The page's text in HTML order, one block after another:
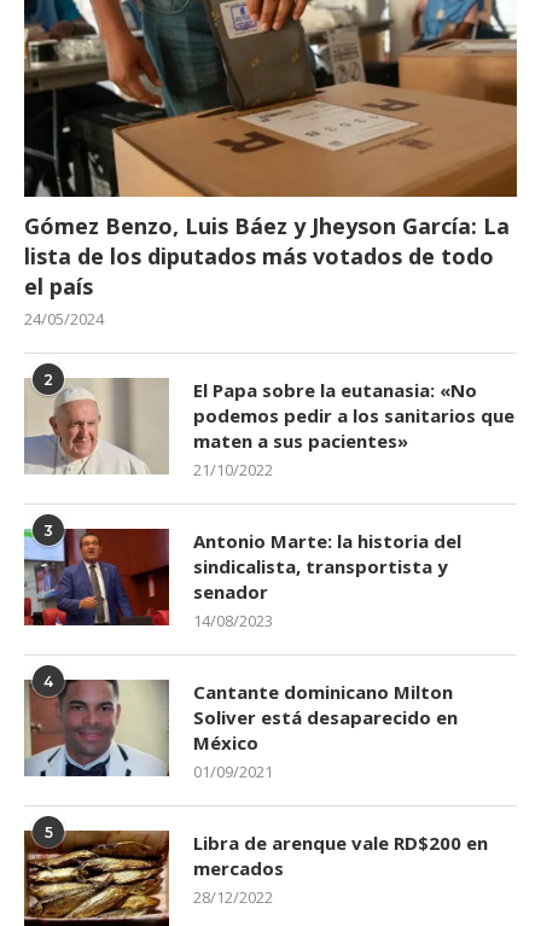
Gómez Benzo, Luis Báez y Jheyson García: La
lista de los diputados más votados de todo
el país
24/05/2024
2
El Papa sobre la eutanasia: «No
podemos pedir a los sanitarios que
maten a sus pacientes»
21/10/2022
3
Antonio Marte: la historia del
sindicalista, transportista y
senador
14/08/2023
4
Cantante dominicano Milton
Soliver está desaparecido en
México
01/09/2021
5
Libra de arenque vale RD$200 en
mercados
28/12/2022